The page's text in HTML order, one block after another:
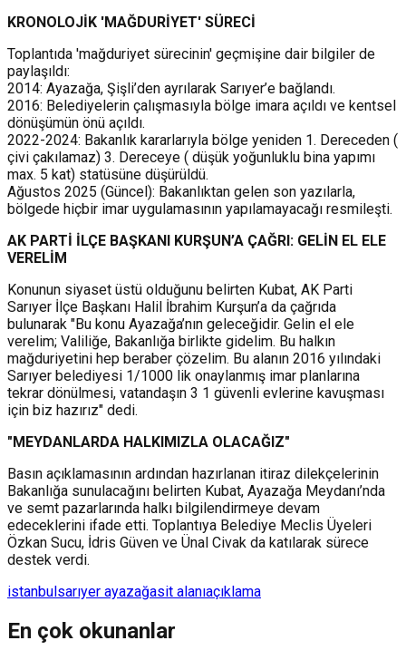
KRONOLOJİK 'MAĞDURİYET' SÜRECİ
Toplantıda 'mağduriyet sürecinin' geçmişine dair bilgiler de
paylaşıldı:
2014: Ayazağa, Şişli’den ayrılarak Sarıyer’e bağlandı.
2016: Belediyelerin çalışmasıyla bölge imara açıldı ve kentsel
dönüşümün önü açıldı.
2022-2024: Bakanlık kararlarıyla bölge yeniden 1. Dereceden (
çivi çakılamaz) 3. Dereceye ( düşük yoğunluklu bina yapımı
max. 5 kat) statüsüne düşürüldü.
Ağustos 2025 (Güncel): Bakanlıktan gelen son yazılarla,
bölgede hiçbir imar uygulamasının yapılamayacağı resmileşti.
AK PARTİ İLÇE BAŞKANI KURŞUN’A ÇAĞRI: GELİN EL ELE
VERELİM
Konunun siyaset üstü olduğunu belirten Kubat, AK Parti
Sarıyer İlçe Başkanı Halil İbrahim Kurşun’a da çağrıda
bulunarak "Bu konu Ayazağa’nın geleceğidir. Gelin el ele
verelim; Valiliğe, Bakanlığa birlikte gidelim. Bu halkın
mağduriyetini hep beraber çözelim. Bu alanın 2016 yılındaki
Sarıyer belediyesi 1/1000 lik onaylanmış imar planlarına
tekrar dönülmesi, vatandaşın 3 1 güvenli evlerine kavuşması
için biz hazırız" dedi.
"MEYDANLARDA HALKIMIZLA OLACAĞIZ"
Basın açıklamasının ardından hazırlanan itiraz dilekçelerinin
Bakanlığa sunulacağını belirten Kubat, Ayazağa Meydanı’nda
ve semt pazarlarında halkı bilgilendirmeye devam
edeceklerini ifade etti. Toplantıya Belediye Meclis Üyeleri
Özkan Sucu, İdris Güven ve Ünal Civak da katılarak sürece
destek verdi.
istanbulsarıyer ayazağasit alanıaçıklama
En çok okunanlar